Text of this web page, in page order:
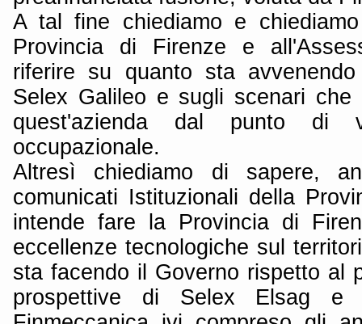
A tal fine chiediamo e
Provincia di Firenze e
riferire su quanto sta
Selex Galileo e sugli scenari che
quest'azienda dal punto di
occupazionale.
Altresì chiediamo di sapere,
comunicati Istituzionali della
intende fare la Provincia di
eccellenze tecnologiche sul
sta facendo il Governo rispetto al
prospettive di Selex Elsag e